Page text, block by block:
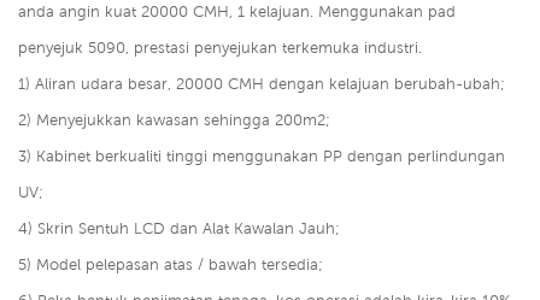
anda angin kuat 20000 CMH, 1 kelajuan. Menggunakan pad
penyejuk 5090, prestasi penyejukan terkemuka industri.
1) Aliran udara besar, 20000 CMH dengan kelajuan berubah-ubah;
2) Menyejukkan kawasan sehingga 200m2;
3) Kabinet berkualiti tinggi menggunakan PP dengan perlindungan
UV;
4) Skrin Sentuh LCD dan Alat Kawalan Jauh;
5) Model pelepasan atas / bawah tersedia;